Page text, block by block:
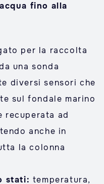
fino alla
per la raccolta
una sonda
diversi sensori che
sul fondale marino
recuperata ad
anche in
la colonna
stati: temperatura,